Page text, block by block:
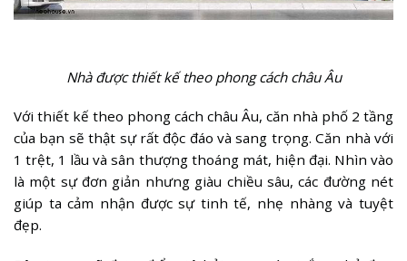
Nhà được thiết kế theo phong cách châu Âu
Với thiết kế theo phong cách châu Âu, căn nhà phố 2 tầng
của bạn sẽ thật sự rất độc đáo và sang trọng. Căn nhà với
1 trệt, 1 lầu và sân thượng thoáng mát, hiện đại. Nhìn vào
là một sự đơn giản nhưng giàu chiều sâu, các đường nét
giúp ta cảm nhận được sự tinh tế, nhẹ nhàng và tuyệt
đẹp.